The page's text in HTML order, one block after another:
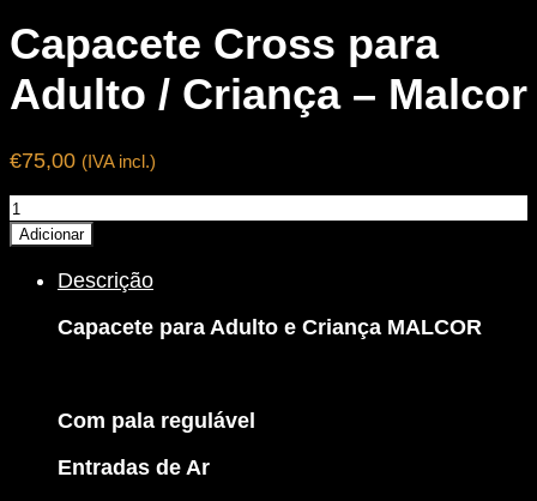
Capacete Cross para
Adulto / Criança – Malcor
€75,00 (IVA incl.)
Quantidade
de
Cross
Adulto
Malcor
Adicionar
Descrição
Capacete para Adulto e Criança MALCOR
Com pala regulável
Entradas de Ar